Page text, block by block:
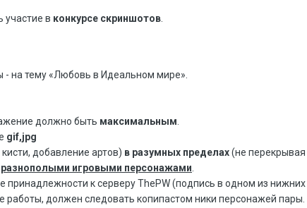
участие в конкурсе скриншотов.
на тему «Любовь в Идеальном мире».
должно быть максимальным.
gif,jpg
добавление артов) в разумных пределах(не перекрывая
разнополыми игровыми персонажами.
принадлежности к серверу ThePW(подпись в одном из нижних
работы, должен следовать копипастом ники персонажей пары.